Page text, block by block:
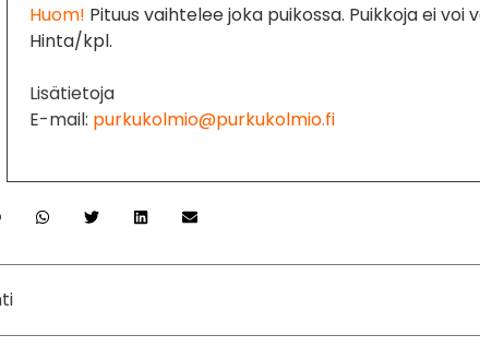
Huom! Pituus vaihtelee joka puikossa. Puikkoja ei voi
Hinta/kpl.
Lisätietoja
E-mail: purkukolmio@purkukolmio.fi